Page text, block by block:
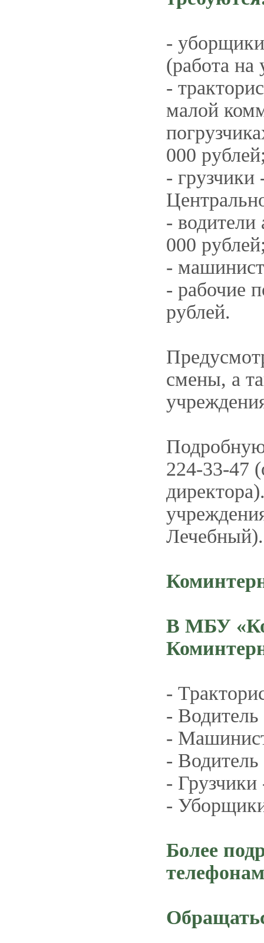
- уборщики
(работа на
-
малой
000
- грузчики
- водители
000
- машинист
- рабочие
рублей.
смены, а
224-33-47
Лечебный).
В МБУ
-
- Водитель
- Машинист
- Водитель
- Грузчики
- Уборщики
Более